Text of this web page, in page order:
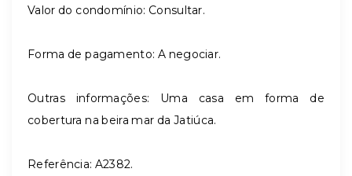
Valor do condomínio: Consultar.
Forma de pagamento: A negociar.
Outras informações: Uma casa em forma de
cobertura na beira mar da Jatiúca.
Referência: A2382.